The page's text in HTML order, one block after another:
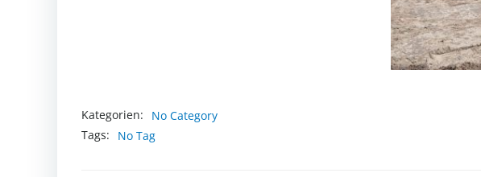
Kategorien:
No Category
Tags:
No Tag